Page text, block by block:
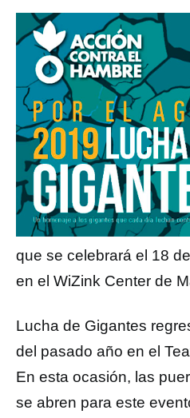
que se celebrará el 18
en el WiZink Center de
Lucha de Gigantes
del pasado año en el
En esta ocasión, las
se abren para este